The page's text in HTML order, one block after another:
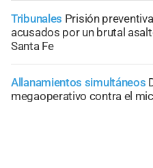
Tribunales Prisión
acusados por un brutal
Santa Fe
Allanamientos simultáneos
megaoperativo contra el